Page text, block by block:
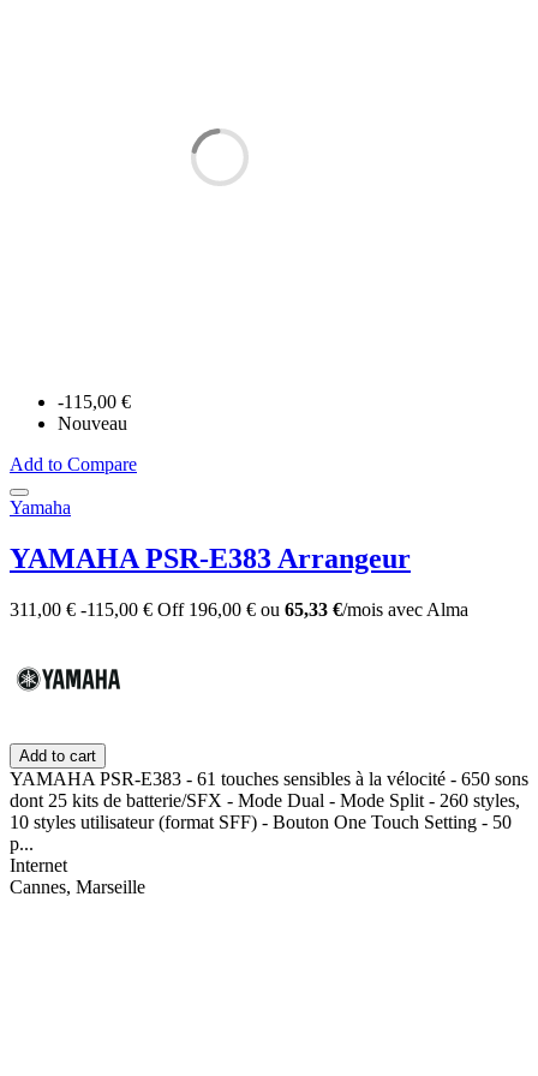
-115,00 €
Nouveau
Add to Compare
Yamaha
YAMAHA PSR-E383 Arrangeur
311,00 € -115,00 € Off 196,00 € ou 65,33 €/mois avec Alma
Add to cart
YAMAHA PSR-E383 - 61 touches sensibles à la vélocité - 650 sons
dont 25 kits de batterie/SFX - Mode Dual - Mode Split - 260 styles,
10 styles utilisateur (format SFF) - Bouton One Touch Setting - 50
p...
Internet
Cannes, Marseille